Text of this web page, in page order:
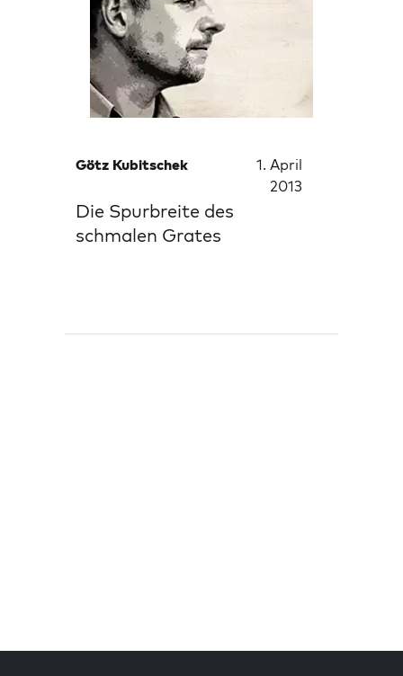
Götz Kubitschek
1. April
2013
Die Spurbreite des
schmalen Grates